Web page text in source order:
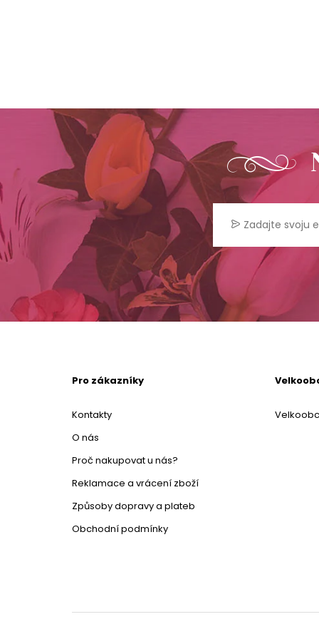
Pro zákazníky
Kontakty
O nás
Proč nakupovat u nás?
Reklamace a vrácení zboží
Způsoby dopravy a plateb
Obchodní podmínky